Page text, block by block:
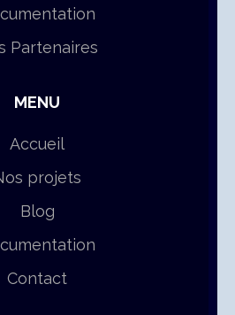
Partenaires
MENU
Accueil
projets
Blog
Contact